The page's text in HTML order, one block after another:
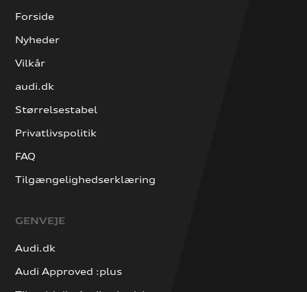
Forside
Nyheder
Vilkår
audi.dk
Størrelsestabel
Privatlivspolitik
FAQ
Tilgængelighedserklæring
GENVEJE
Audi.dk
Audi Approved :plus